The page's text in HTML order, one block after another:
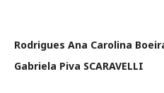
Rodrigues Ana Carolina
Gabriela Piva SCARAVELLI